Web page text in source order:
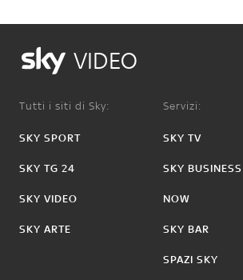
VIDEO
Tutti i siti di Sky:
SKY SPORT
SKY TG 24
SKY VIDEO
SKY ARTE
Servizi:
SKY TV
SKY BUSINESS
NOW
SKY BAR
SPAZI SKY